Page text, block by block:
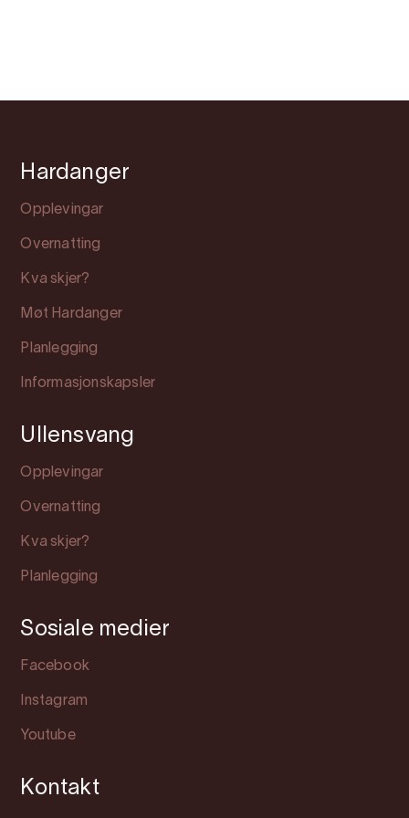
Hardanger
Opplevingar
Overnatting
Kva skjer?
Møt Hardanger
Planlegging
Informasjonskapsler
Ullensvang
Opplevingar
Overnatting
Kva skjer?
Planlegging
Sosiale medier
Facebook
Instagram
Youtube
Kontakt